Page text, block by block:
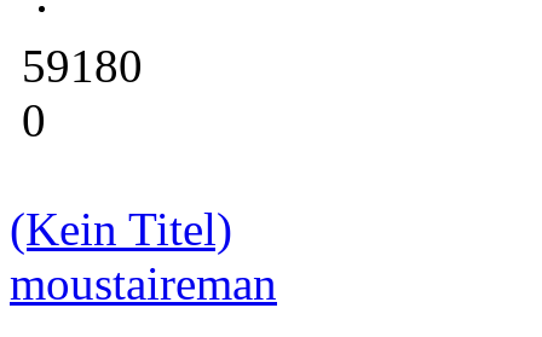
59180
0
(Kein Titel)
moustaireman